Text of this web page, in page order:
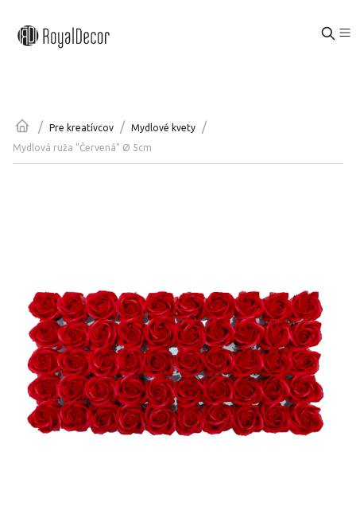
/ Pre kreatívcov / Mydlové kvety /
Mydlová ruža "Červená" Ø 5cm